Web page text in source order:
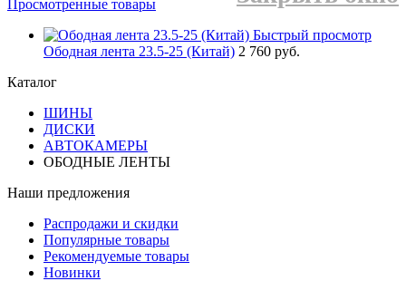
Просмотренные товары
Быстрый просмотр
Ободная лента 23.5-25 (Китай) 2 760 руб.
Каталог
ШИНЫ
ДИСКИ
АВТОКАМЕРЫ
ОБОДНЫЕ ЛЕНТЫ
Наши предложения
Распродажи и скидки
Популярные товары
Рекомендуемые товары
Новинки